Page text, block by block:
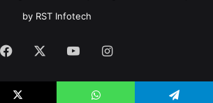
byRST Infotech
Facebook YouTubeInstagram